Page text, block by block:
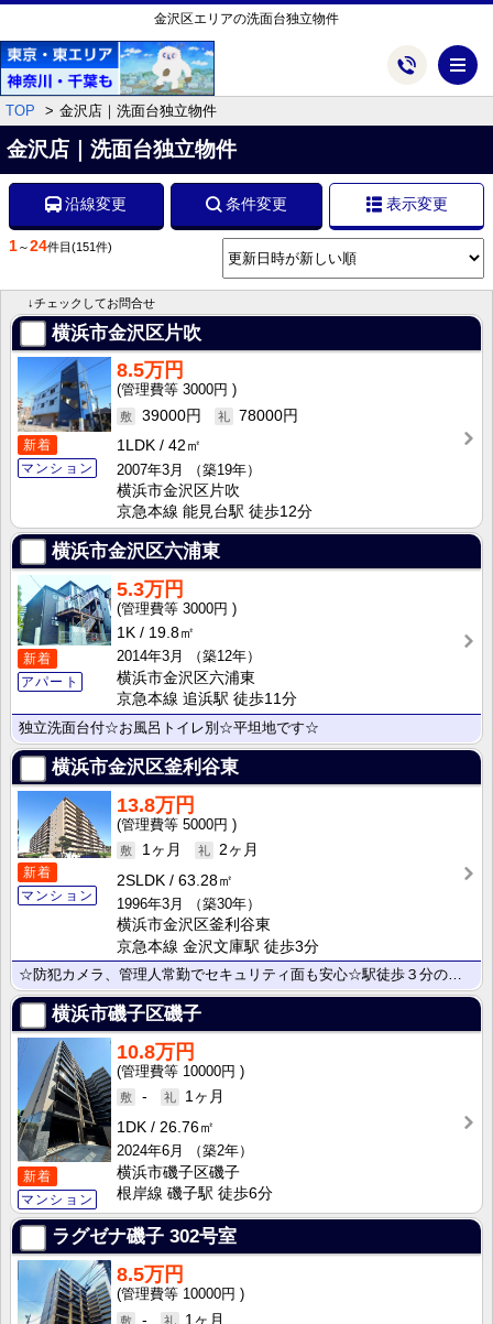
金沢区エリアの洗面台独立物件
TOP 金沢店｜洗面台独立物件
金沢店｜洗面台独立物件
沿線変更 条件変更 表示変更
1～24件目 (151件)
↓チェックしてお問合せ
横浜市金沢区片吹
新着
マンション
8.5万円
3000円
39000円
78000円
1LDK
42㎡
2007年3月
（築19年）
横浜市金沢区片吹
京急本線 能見台駅 徒歩12分
横浜市金沢区六浦東
新着
アパート
5.3万円
3000円
1K
19.8㎡
2014年3月
（築12年）
横浜市金沢区六浦東
京急本線 追浜駅 徒歩11分
独立洗面台付☆お風呂トイレ別☆平坦地です☆
横浜市金沢区釜利谷東
新着
マンション
13.8万円
5000円
1ヶ月
2ヶ月
2SLDK
63.28㎡
1996年3月
（築30年）
横浜市金沢区釜利谷東
京急本線 金沢文庫駅 徒歩3分
☆防犯カメラ、管理人常勤でセキュリティ面も安心☆駅徒歩３分の好立地☆
横浜市磯子区磯子
新着
マンション
10.8万円
10000円
-
1ヶ月
1DK
26.76㎡
2024年6月
（築2年）
横浜市磯子区磯子
根岸線 磯子駅 徒歩6分
ラグゼナ磯子 302号室
8.5万円
10000円
-
1ヶ月